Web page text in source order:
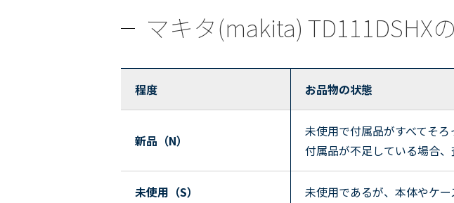
マキタ(makita) TD111DSHX
程度 お品物の状態
新品（N）
未使用で付属品がすべてそろ
付属品が不足している場合
未使用（S） 未使用であるが、本体やケ